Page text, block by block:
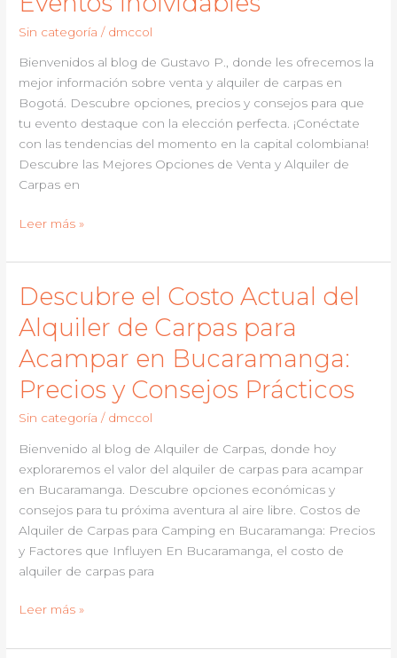
y
Alquiler
de
Carpas
en
la
Ciudad
de
Eterna
Sin categoría / dmccol
Bienvenidos al blog de Gustavo P., donde les ofrecemos la
mejor información sobre venta y alquiler de carpas en
Bogotá. Descubre opciones, precios y consejos para que
tu evento destaque con la elección perfecta. ¡Conéctate
con las tendencias del momento en la capital colombiana!
Descubre las Mejores Opciones de Venta y Alquiler de
Carpas en
Descubre
Mejor
Venta
y
Alquiler
de
Carpas
Bogotá:
Tu
Guía
Completa
para
Eventos
Inolvidables
Leer más »
Descubre el Costo Actual del
Alquiler de Carpas para
Acampar en Bucaramanga:
Precios y Consejos Prácticos
Sin categoría / dmccol
Bienvenido al blog de Alquiler de Carpas, donde hoy
exploraremos el valor del alquiler de carpas para acampar
en Bucaramanga. Descubre opciones económicas y
consejos para tu próxima aventura al aire libre. Costos de
Alquiler de Carpas para Camping en Bucaramanga: Precios
y Factores que Influyen En Bucaramanga, el costo de
alquiler de carpas para
Descubre
Costo
Leer más »